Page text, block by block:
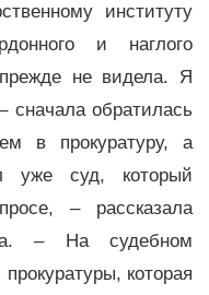
институту
и наглого
не видела. Я
сначала обратилась
в прокуратуру, а
уже суд, который
– рассказала
– На судебном
которая